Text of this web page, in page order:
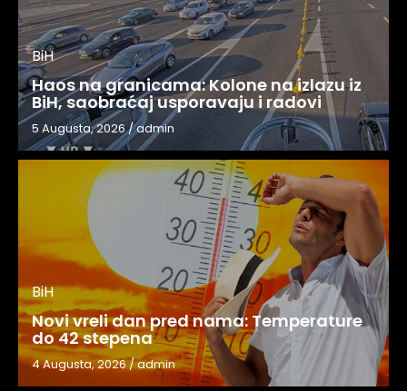
BiH
Haos na granicama: Kolone na izlazu iz
BiH, saobraćaj usporavaju i radovi
5 Augusta, 2026/admin
BiH
Novi vreli dan pred nama: Temperature
do 42 stepena
4 Augusta, 2026/admin